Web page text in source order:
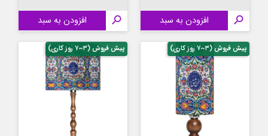
 افزودن به سبد  افزودن به سبد
پیش فروش (۳~۷ روز کاری) پیش فروش (۳~۷ روز کاری)